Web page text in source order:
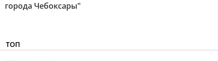
города Чебоксары"
ТОП